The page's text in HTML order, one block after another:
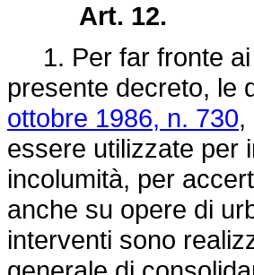
Art. 12.
1. Per far fronte ai
presente decreto, le
ottobre 1986, n. 730,
essere utilizzate per
incolumità, per
anche su opere di
interventi sono